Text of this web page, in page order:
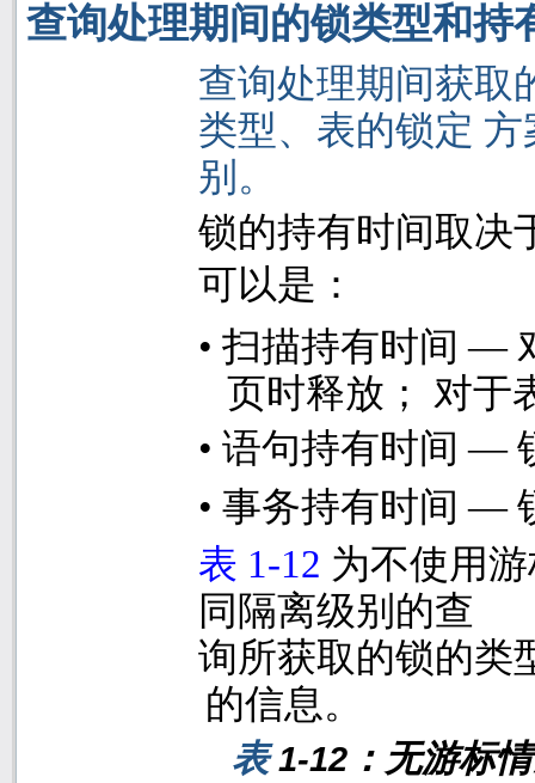
查询处理期间的锁类型和持
查询处理期间获取
类型、表的锁定
别。
锁的持有时间取决
可以是：
• 扫描持有时间 —
页时释放； 对于
• 语句持有时间 —
• 事务持有时间 —
表 1-12 为不使用
同隔离级别的查
询所获取的锁的类
的信息。
表1-12：无游标